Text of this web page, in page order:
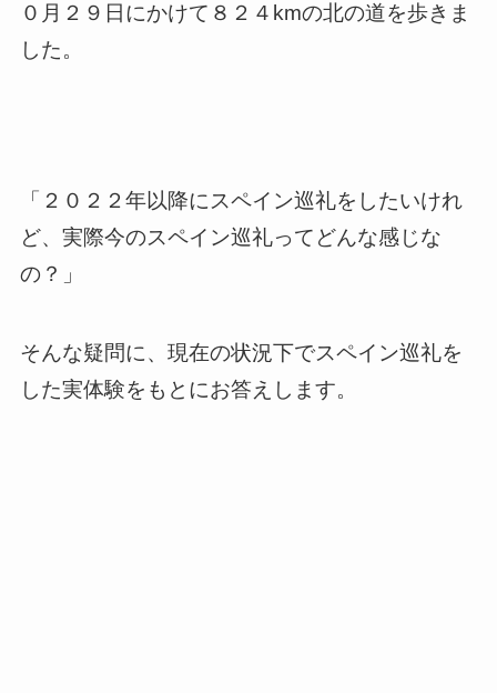
０月２９日にかけて８２４kmの北の道を歩きま
した。
「２０２２年以降にスペイン巡礼をしたいけれ
ど、実際今のスペイン巡礼ってどんな感じな
の？」
そんな疑問に、現在の状況下でスペイン巡礼を
した実体験をもとにお答えします。